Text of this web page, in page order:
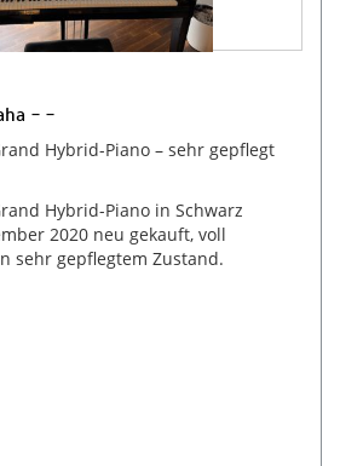
- -
Hybrid-Piano – sehr gepflegt
Hybrid-Piano in Schwarz
2020 neu gekauft, voll
sehr gepflegtem Zustand.